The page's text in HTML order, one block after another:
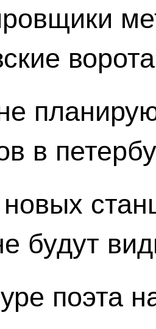
в
будут
поэта